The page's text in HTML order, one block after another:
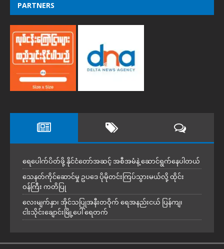
PARTNERS
ရေပေါက်ပိတ်ဖို့ နိုင်ငံတော်အဆင့် အစီအမံနဲ့ ဆောင်ရွက်နေပါတယ်
သေနတ်ကိုင်ဆောင်မှု ဥပဒေ ပိုမိုတင်းကြပ်သွားမယ်လို့ ထိုင်း
ဝန်ကြီး ကတိပြု
လေးမျက်နှာ၊ အိုင်သပြုအနီးတဝိုက် ရေအနည်းငယ် ပြန်ကျ၊
ငါးသိုင်းချောင်းမြို့ပေါ် ရေတက်